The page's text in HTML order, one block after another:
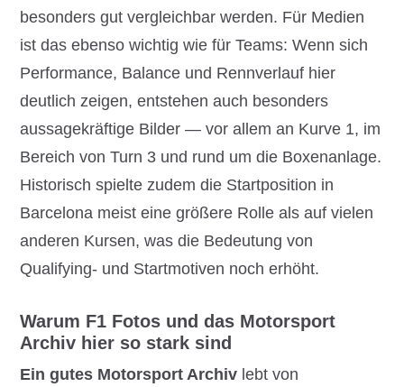
besonders gut vergleichbar werden. Für Medien
ist das ebenso wichtig wie für Teams: Wenn sich
Performance, Balance und Rennverlauf hier
deutlich zeigen, entstehen auch besonders
aussagekräftige Bilder — vor allem an Kurve 1, im
Bereich von Turn 3 und rund um die Boxenanlage.
Historisch spielte zudem die Startposition in
Barcelona meist eine größere Rolle als auf vielen
anderen Kursen, was die Bedeutung von
Qualifying- und Startmotiven noch erhöht.
Warum F1 Fotos und das Motorsport
Archiv hier so stark sind
Ein gutes Motorsport Archiv lebt von